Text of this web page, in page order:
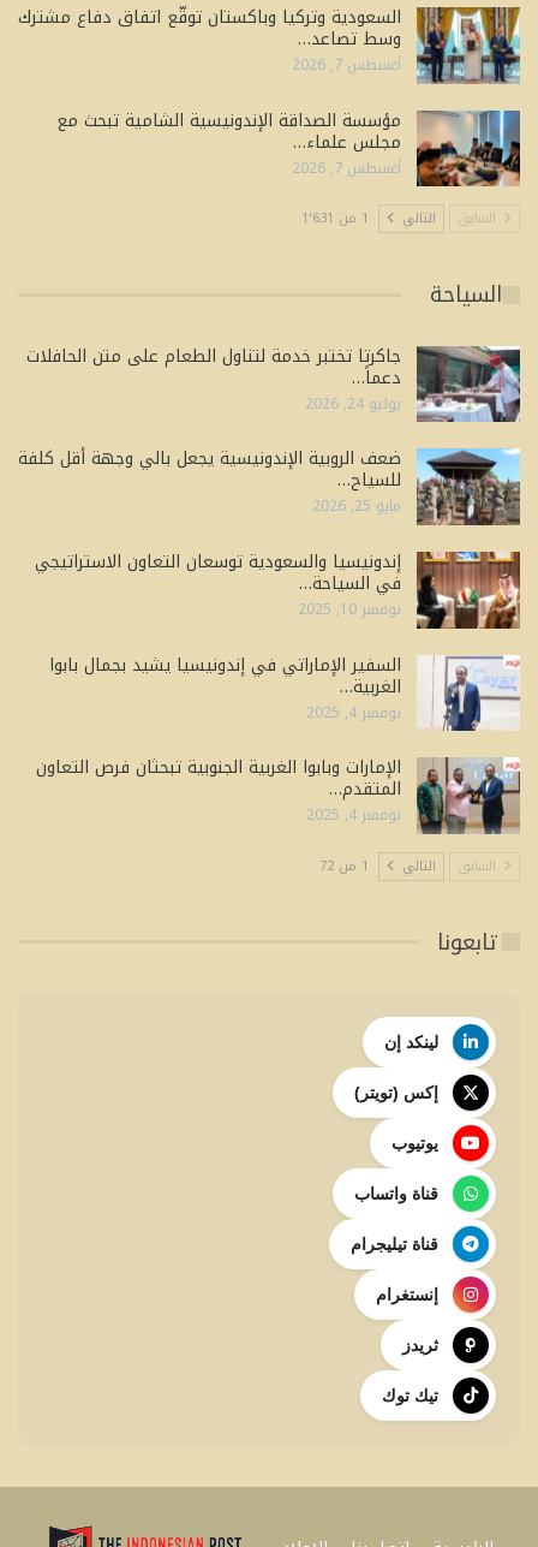
السعودية وتركيا وباكستان توقّع اتفاق دفاع مشترك
وسط تصاعد…
أغسطس 7, 2026
مؤسسة الصداقة الإندونيسية الشامية تبحث مع
مجلس علماء…
أغسطس 7, 2026
السابق التالي 1 من 1٬631
السياحة
جاكرتا تختبر خدمة لتناول الطعام على متن الحافلات
دعماً…
يوليو 24, 2026
ضعف الروبية الإندونيسية يجعل بالي وجهة أقل كلفة
للسياح…
مايو 25, 2026
إندونيسيا والسعودية توسعان التعاون الاستراتيجي
في السياحة…
نوفمبر 10, 2025
السفير الإماراتي في إندونيسيا يشيد بجمال بابوا
الغربية…
نوفمبر 4, 2025
الإمارات وبابوا الغربية الجنوبية تبحثان فرص التعاون
المتقدم…
نوفمبر 4, 2025
السابق التالي 1 من 72
تابعونا
لينكد إن
إكس (تويتر)
يوتيوب
قناة واتساب
قناة تيليجرام
إنستغرام
ثريدز
تيك توك